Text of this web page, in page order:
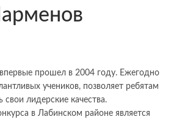
впервые прошел в 2004 году. Ежегодно
учеников, позволяет ребятам
свои лидерские качества.
в Лабинском районе является